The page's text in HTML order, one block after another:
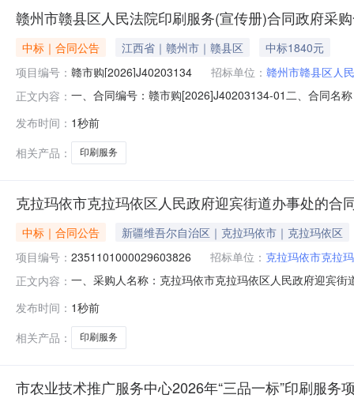
赣州市赣县区人民法院印刷服务(宣传册)合同政府采
中标｜合同公告 江西省｜赣州市｜赣县区
中标1840元
项目编号： 赣市购[2026]J40203134 招标单位： 赣州市赣县区人
正文内容： 一、合同编号：赣市购[2026]J40203134-01二、合同名
式：13707979320六、合同主要信息主要标的：序号名
发布时间： 1秒前
相关产品：
印刷服务
克拉玛依市克拉玛依区人民政府迎宾街道办事处的合
中标｜合同公告
新疆维吾尔自治区｜克拉玛依市｜克拉玛依区
项目编号： 2351101000029603826 招标单位： 克拉玛依市克拉
正文内容： 一、采购人名称：克拉玛依市克拉玛依区人民政府迎宾
其他类印刷服务详见附件件1.0055045504服务要求或标
发布时间： 1秒前
相关产品：
印刷服务
市农业技术推广服务中心2026年“三品一标”印刷服务